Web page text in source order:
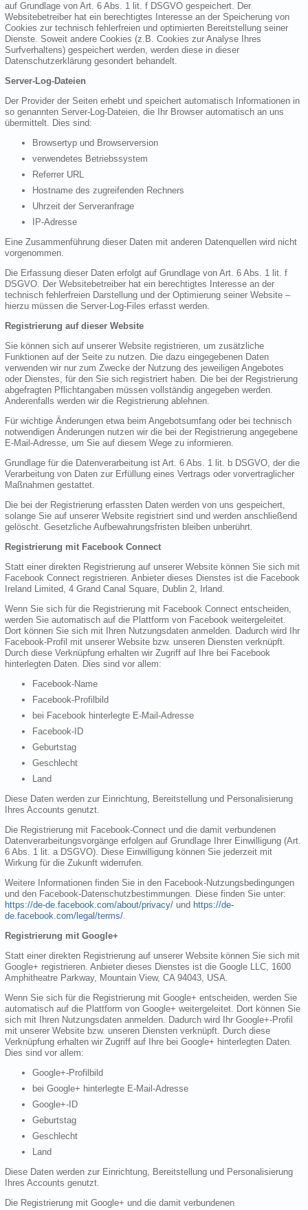
auf Grundlage von Art. 6 Abs. 1 lit. f DSGVO gespeichert. Der
Websitebetreiber hat ein berechtigtes Interesse an der Speicherung von
Cookies zur technisch fehlerfreien und optimierten Bereitstellung seiner
Dienste. Soweit andere Cookies (z.B. Cookies zur Analyse Ihres
Surfverhaltens) gespeichert werden, werden diese in dieser
Datenschutzerklärung gesondert behandelt.
Server-Log-Dateien
Der Provider der Seiten erhebt und speichert automatisch Informationen in
so genannten Server-Log-Dateien, die Ihr Browser automatisch an uns
übermittelt. Dies sind:
Browsertyp und Browserversion
verwendetes Betriebssystem
Referrer URL
Hostname des zugreifenden Rechners
Uhrzeit der Serveranfrage
IP-Adresse
Eine Zusammenführung dieser Daten mit anderen Datenquellen wird nicht
vorgenommen.
Die Erfassung dieser Daten erfolgt auf Grundlage von Art. 6 Abs. 1 lit. f
DSGVO. Der Websitebetreiber hat ein berechtigtes Interesse an der
technisch fehlerfreien Darstellung und der Optimierung seiner Website –
hierzu müssen die Server-Log-Files erfasst werden.
Registrierung auf dieser Website
Sie können sich auf unserer Website registrieren, um zusätzliche
Funktionen auf der Seite zu nutzen. Die dazu eingegebenen Daten
verwenden wir nur zum Zwecke der Nutzung des jeweiligen Angebotes
oder Dienstes, für den Sie sich registriert haben. Die bei der Registrierung
abgefragten Pflichtangaben müssen vollständig angegeben werden.
Anderenfalls werden wir die Registrierung ablehnen.
Für wichtige Änderungen etwa beim Angebotsumfang oder bei technisch
notwendigen Änderungen nutzen wir die bei der Registrierung angegebene
E-Mail-Adresse, um Sie auf diesem Wege zu informieren.
Grundlage für die Datenverarbeitung ist Art. 6 Abs. 1 lit. b DSGVO, der die
Verarbeitung von Daten zur Erfüllung eines Vertrags oder vorvertraglicher
Maßnahmen gestattet.
Die bei der Registrierung erfassten Daten werden von uns gespeichert,
solange Sie auf unserer Website registriert sind und werden anschließend
gelöscht. Gesetzliche Aufbewahrungsfristen bleiben unberührt.
Registrierung mit Facebook Connect
Statt einer direkten Registrierung auf unserer Website können Sie sich mit
Facebook Connect registrieren. Anbieter dieses Dienstes ist die Facebook
Ireland Limited, 4 Grand Canal Square, Dublin 2, Irland.
Wenn Sie sich für die Registrierung mit Facebook Connect entscheiden,
werden Sie automatisch auf die Plattform von Facebook weitergeleitet.
Dort können Sie sich mit Ihren Nutzungsdaten anmelden. Dadurch wird Ihr
Facebook-Profil mit unserer Website bzw. unseren Diensten verknüpft.
Durch diese Verknüpfung erhalten wir Zugriff auf Ihre bei Facebook
hinterlegten Daten. Dies sind vor allem:
Facebook-Name
Facebook-Profilbild
bei Facebook hinterlegte E-Mail-Adresse
Facebook-ID
Geburtstag
Geschlecht
Land
Diese Daten werden zur Einrichtung, Bereitstellung und Personalisierung
Ihres Accounts genutzt.
Die Registrierung mit Facebook-Connect und die damit verbundenen
Datenverarbeitungsvorgänge erfolgen auf Grundlage Ihrer Einwilligung (Art.
6 Abs. 1 lit. a DSGVO). Diese Einwilligung können Sie jederzeit mit
Wirkung für die Zukunft widerrufen.
Weitere Informationen finden Sie in den Facebook-Nutzungsbedingungen
und den Facebook-Datenschutzbestimmungen. Diese finden Sie unter:
https://de-de.facebook.com/about/privacy/ und https://de-
de.facebook.com/legal/terms/.
Registrierung mit Google+
Statt einer direkten Registrierung auf unserer Website können Sie sich mit
Google+ registrieren. Anbieter dieses Dienstes ist die Google LLC, 1600
Amphitheatre Parkway, Mountain View, CA 94043, USA.
Wenn Sie sich für die Registrierung mit Google+ entscheiden, werden Sie
automatisch auf die Plattform von Google+ weitergeleitet. Dort können Sie
sich mit Ihren Nutzungsdaten anmelden. Dadurch wird Ihr Google+-Profil
mit unserer Website bzw. unseren Diensten verknüpft. Durch diese
Verknüpfung erhalten wir Zugriff auf Ihre bei Google+ hinterlegten Daten.
Dies sind vor allem:
Google+-Profilbild
bei Google+ hinterlegte E-Mail-Adresse
Google+-ID
Geburtstag
Geschlecht
Land
Diese Daten werden zur Einrichtung, Bereitstellung und Personalisierung
Ihres Accounts genutzt.
Die Registrierung mit Google+ und die damit verbundenen